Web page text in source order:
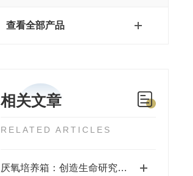
查看全部产品
相关文章
RELATED ARTICLES
厌氧培养箱：创造生命研究的“无氧”世界